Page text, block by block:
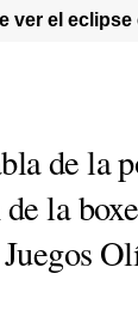
ver el eclipse
de la
la